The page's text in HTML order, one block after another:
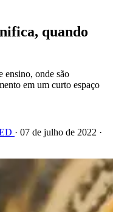
quando
ensino, onde são
em um curto espaço
· 07 de julho de 2022 ·